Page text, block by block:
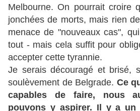
Melbourne. On pourrait croire
jonchées de morts, mais rien
menace de "nouveaux cas",
tout - mais cela suffit pour
accepter cette tyrannie.
Je serais découragé et brisé,
soulèvement de Belgrade. Ce
capables de faire, nous
pouvons y aspirer. Il y a un